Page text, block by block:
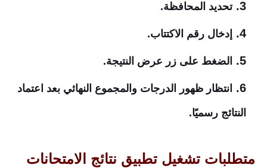
تحديد المحافظة.
إدخال رقم الاكتتاب.
الضغط على زر عرض النتيجة.
انتظار ظهور الدرجات والمجموع النهائي بعد اعتماد
النتائج رسميًا.
متطلبات تشغيل تطبيق نتائج الامتحانات